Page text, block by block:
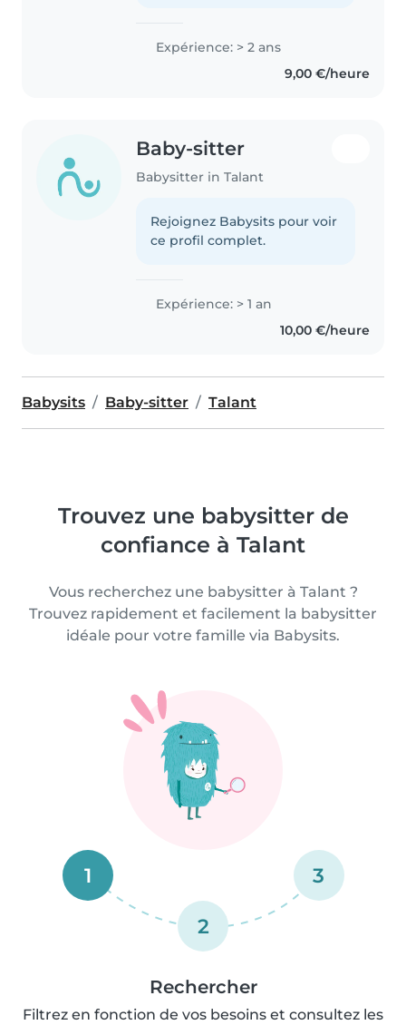
Expérience: > 2 ans
9,00 €/heure
Baby-sitter
Babysitter in Talant
Rejoignez Babysits pour voir
ce profil complet.
Expérience: > 1 an
10,00 €/heure
Babysits Baby-sitter Talant
Trouvez une babysitter de
confiance à Talant
Vous recherchez une babysitter à Talant ?
Trouvez rapidement et facilement la babysitter
idéale pour votre famille via Babysits.
1
2
3
Rechercher
Filtrez en fonction de vos besoins et consultez les